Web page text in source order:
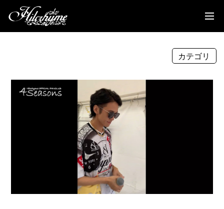
Discography
Live
Media
Fanclub
カテゴリ